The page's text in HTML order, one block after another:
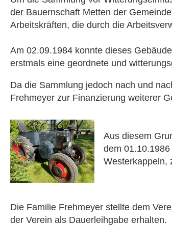
der Bauernschaft Metten der
Arbeitskräften, die durch die
Am 02.09.1984 konnte dieses
erstmals eine geordnete und
Da die Sammlung jedoch nach und
Frehmeyer zur Finanzierung weiterer
Aus diesem
dem
Westerkappeln,
Die Familie Frehmeyer stellte dem
der Verein als Dauerleihgabe erhalten.